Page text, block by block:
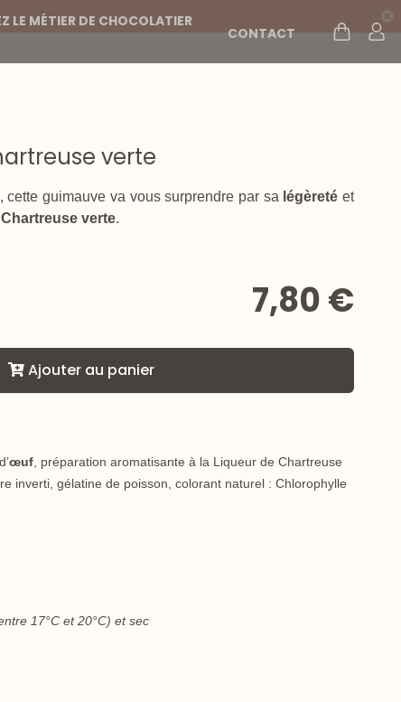
LE MÉTIER DE CHOCOLATIER
CONTACT
verte
cette guimauve va vous surprendre par sa légèreté et
Chartreuse verte.
7,80 €
Ajouter au panier
œuf , préparation aromatisante à la Liqueur de Chartreuse
inverti, gélatine de poisson, colorant naturel : Chlorophylle
17°C et 20°C) et sec